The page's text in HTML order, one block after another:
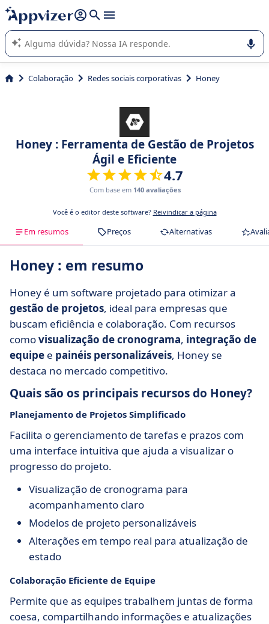
de nossa IA (várias linhas com
A IA do Appvizer o orienta no uso ou na seleção de software
SaaS para sua empresa.
Colaboração Redes sociais corporativas Honey
Honey : Ferramenta de Gestão de Projetos
Ágil e Eficiente
4.7
Com base em 140 avaliações
Você é o editor deste software? Reivindicar a página
Em resumos Preços Alternativas
Honey : em resumo
Honey é um software projetado para otimizar a
gestão de projetos, ideal para empresas que
buscam eficiência e colaboração. Com recursos
comovisualização de cronograma, integração de
equipe e painéis personalizáveis, Honey se
destaca no mercado competitivo.
Quais são os principais recursos do Honey?
Planejamento de Projetos Simplificado
Facilita o gerenciamento de tarefas e prazos com
uma interface intuitiva que ajuda a visualizar o
progresso do projeto.
Visualização de cronograma para
acompanhamento claro
Modelos de projeto personalizáveis
Alterações em tempo real para atualização de
estado
Colaboração Eficiente de Equipe
Permite que as equipes trabalhem juntas de forma
coesa, compartilhando informações e atualizações